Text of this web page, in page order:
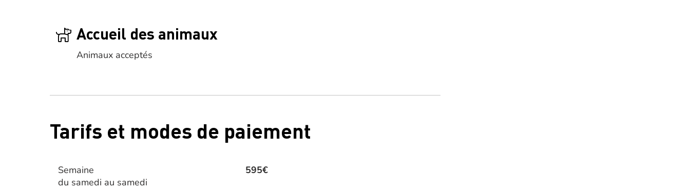
Accueil des animaux
Animaux acceptés
Tarifs et modes de paiement
Semaine
595€
du samedi au samedi